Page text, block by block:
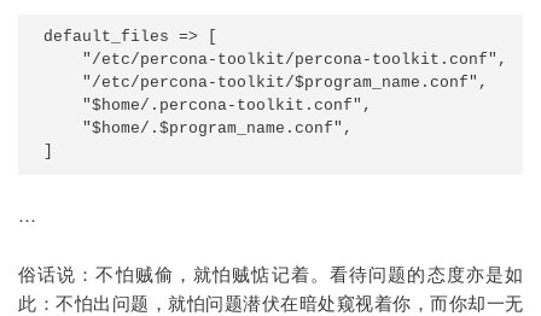
default_files => [
    "/etc/percona-toolkit/percona-toolkit.conf",
    "/etc/percona-toolkit/$program_name.conf",
    "$home/.percona-toolkit.conf",
    "$home/.$program_name.conf",
…
俗话说：不怕贼偷，就怕贼惦记着。看待问题的态度亦是如
此：不怕出问题，就怕问题潜伏在暗处窥视着你，而你却一无